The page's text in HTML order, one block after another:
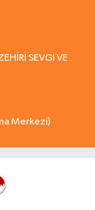
SEVGİ VE
RAM (Rehberlik Araştırma Merkezi)